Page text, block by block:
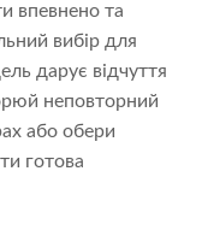
впевнено та
вибір для
дарує відчуття
неповторний
або обери
готова